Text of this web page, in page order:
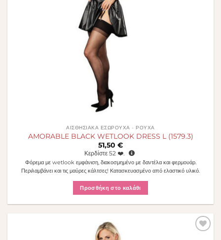
ΑΙΣΘΗΣΙΑΚΆ ΕΣΏΡΟΥΧΑ - ΡΟΎΧΑ
AMORABLE BLACK WETLOOK DRESS L (1579.3)
51,50 €
Κερδίστε 52 ❤️.
Φόρεμα με wetlook εμφάνιση, διακοσμημένο με δαντέλα και φερμουάρ.
Περιλαμβάνει και τις μαύρες κάλτσες! Κατασκευασμένο από ελαστικό υλικό.
Προσθήκη στο καλάθι